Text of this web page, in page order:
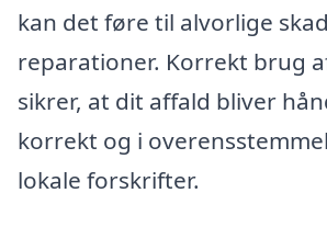
kan det føre til alvorlige
reparationer. Korrekt brug
sikrer, at dit affald bliver
korrekt og i
lokale forskrifter.